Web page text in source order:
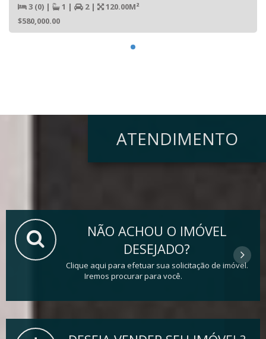
3 (0) | 1 | 2 |
120.00M²
$580,000.00
ATENDIMENTO
NÃO ACHOU O IMÓVEL
DESEJADO?
Clique aqui para efetuar sua solicitação de imóvel.
Iremos procurar para você.